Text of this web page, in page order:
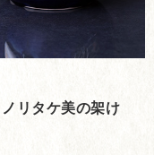
リタケ美の架け